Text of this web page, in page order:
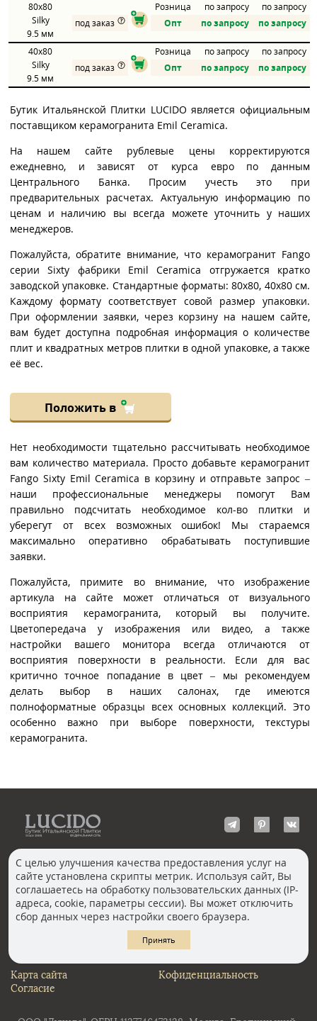
80x80
Silky
9.5 мм
Розница по запросу
по запросу
под заказ
Опт по запросу по запросу
40x80
Silky
9.5 мм
Розница по запросу
по запросу
под заказ
Опт по запросу по запросу
Бутик Итальянской Плитки LUCIDO является официальным
поставщиком керамогранита Emil Ceramica.
На нашем сайте рублевые цены корректируются
ежедневно, и зависят от курса евро по данным
Центрального Банка. Просим учесть это при
предварительных расчетах. Актуальную информацию по
ценам и наличию вы всегда можете уточнить у наших
менеджеров.
Пожалуйста, обратите внимание, что керамогранит Fango
серии Sixty фабрики Emil Ceramica отгружается кратко
заводской упаковке. Стандартные форматы: 80x80, 40x80 см.
Каждому формату соответствует совой размер упаковки.
При оформлении заявки, через корзину на нашем сайте,
вам будет доступна подробная информация о количестве
плит и квадратных метров плитки в одной упаковке, а также
её вес.
Положить в
Нет необходимости тщательно рассчитывать необходимое
вам количество материала. Просто добавьте керамогранит
Fango Sixty Emil Ceramica в корзину и отправьте запрос –
наши профессиональные менеджеры помогут Вам
правильно подсчитать необходимое кол-во плитки и
уберегут от всех возможных ошибок! Мы стараемся
максимально оперативно обрабатывать поступившие
заявки.
Пожалуйста, примите во внимание, что изображение
артикула на сайте может отличаться от визуального
восприятия керамогранита, который вы получите.
Цветопередача у изображения или видео, а также
настройки вашего монитора всегда отличаются от
восприятия поверхности в реальности. Если для вас
критично точное попадание в цвет – мы рекомендуем
делать выбор в наших салонах, где имеются
полноформатные образцы всех основных коллекций. Это
особенно важно при выборе поверхности, текстуры
керамогранита.
КОНТАКТЫ
Москва, Пречистенка
Волгоград
Екатеринбург
Казань
Новосибирск
Санкт-Петербург
Карта сайта
Кофиденциальность
Согласие
С целью улучшения качества предоставления услуг на
сайте установлена скрипты метрик. Используя сайт, Вы
соглашаетесь на обработку пользовательских данных (IP-
адреса, cookie, параметры сессии). Вы может отключить
сбор данных через настройки своего браузера.
Принять